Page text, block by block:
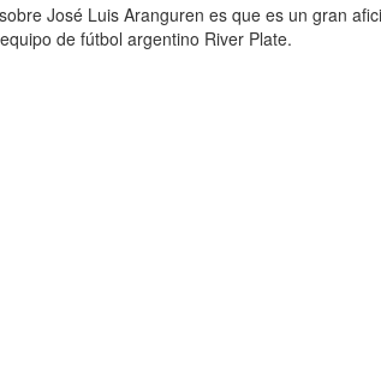
José Luis Aranguren es que es un gran
de fútbol argentino River Plate.